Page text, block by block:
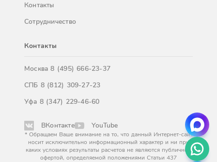
Контакты
Сотрудничество
Контакты
Москва8 (495) 666-23-37
СПБ 8 (812) 309-27-23
Уфа 8 (347) 229-46-60
ВКонтакте YouTube
* Обращаем Ваше внимание на то, что данный Интернет-сайт
носит исключительно информационный характер и ни при
каких условиях результаты расчетов не являются публичной
офертой, определяемой положениями Статьи 437